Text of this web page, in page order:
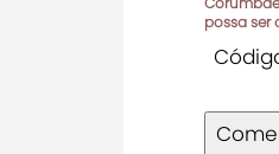
possa ser